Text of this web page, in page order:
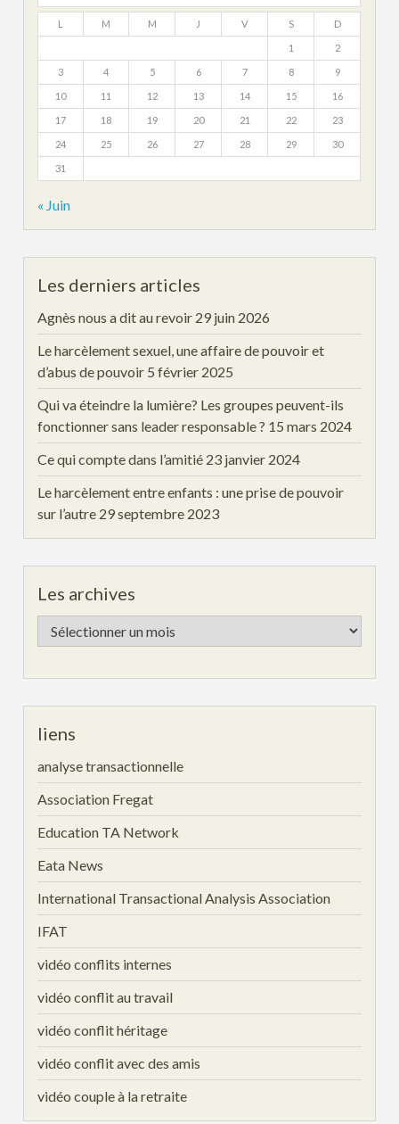
L M M J V S D
1 2
3 4 5 6 7 8 9
10 11 12 13 14 15 16
17 18 19 20 21 22 23
24 25 26 27 28 29 30
31
« Juin
Les derniers articles
Agnès nous a dit au revoir 29 juin 2026
Le harcèlement sexuel, une affaire de pouvoir et
d’abus de pouvoir 5 février 2025
Qui va éteindre la lumière? Les groupes peuvent-ils
fonctionner sans leader responsable ? 15 mars 2024
Ce qui compte dans l’amitié 23 janvier 2024
Le harcèlement entre enfants : une prise de pouvoir
sur l’autre 29 septembre 2023
Les archives
Les
archives
liens
analyse transactionnelle
Association Fregat
Education TA Network
Eata News
International Transactional Analysis Association
IFAT
vidéo conflits internes
vidéo conflit au travail
vidéo conflit héritage
vidéo conflit avec des amis
vidéo couple à la retraite